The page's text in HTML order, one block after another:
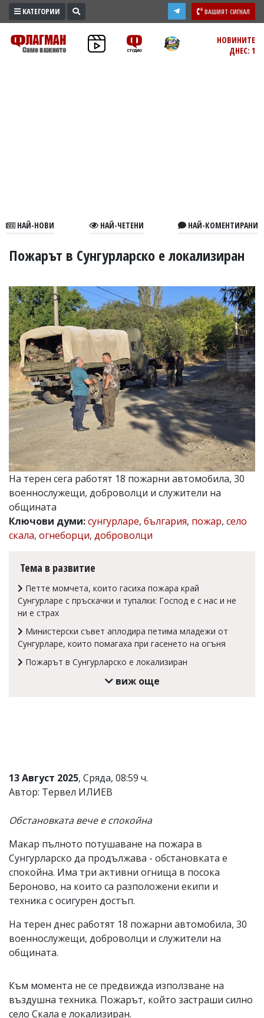
ПРОМО
ЗОНА
В
СПОРТ
РАЗСЛЕДВАНЕ
БИЗНЕС
ЮГ
Управители:
Веселин
Василев,
email:
v.vasilev@flagman.bg
Катя
Касабова,
еmail: k.kassabova@flagman.bg
Главен
редактор:
Колев,
email:
office@flagman.bg
Коментарите
статиите
въвеждат
читателите
редакцията
носи
отговорност
ни!
КАТЕГОРИИ ВАШИЯТ СИГНАЛ
НОВИНИТЕ
ДНЕС: 1
НАЙ-НОВИ НАЙ-ЧЕТЕНИ НАЙ-КОМЕНТИРАНИ
Пожарът в Сунгурларско е локализиран
На терен сега работят 18 пожарни автомобила, 30
военнослужещи, доброволци и служители на
общината
Ключови думи:сунгурларе, българия, пожар, село
скала, огнеборци, доброволци
Тема в развитие
Петте момчета, които гасиха пожара край
Сунгурларе с пръскачки и тупалки: Господ е с нас и не
ни е страх
Министерски съвет аплодира петима младежи от
Сунгурларе, които помагаха при гасенето на огъня
Пожарът в Сунгурларско е локализиран
виж още
13 Август 2025, Сряда, 08:59 ч.
Автор: Тервел ИЛИЕВ
Обстановката вече е спокойна
Макар пълното потушаване на пожара в
Сунгурларско да продължава - обстановката е
спокойна. Има три активни огнища в посока
Бероново, на които са разположени екипи и
техника с осигурен достъп.
На терен днес работят 18 пожарни автомобила, 30
военнослужещи, доброволци и служители на
общината.
Към момента не се предвижда използване на
въздушна техника. Пожарът, който застраши силно
село Скала е локализиран.